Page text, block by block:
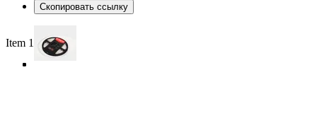
Скопировать ссылку
Item 1 of 4